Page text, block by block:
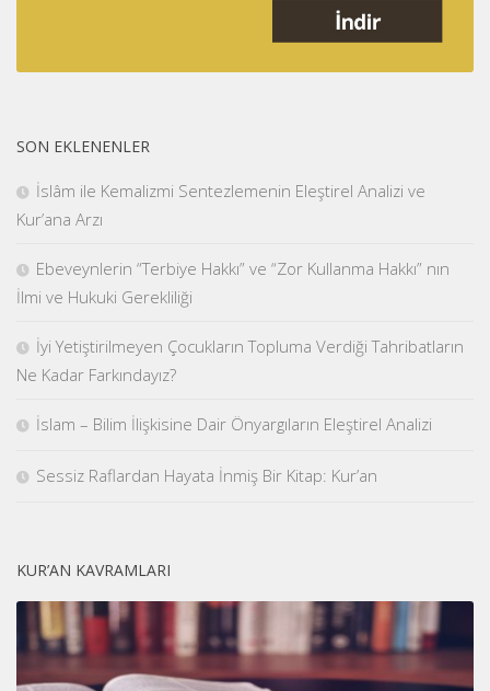
SON EKLENENLER
İslâm ile Kemalizmi Sentezlemenin Eleştirel Analizi ve
Kur’ana Arzı
Ebeveynlerin “Terbiye Hakkı” ve “Zor Kullanma Hakkı” nın
İlmi ve Hukuki Gerekliliği
İyi Yetiştirilmeyen Çocukların Topluma Verdiği Tahribatların
Ne Kadar Farkındayız?
İslam – Bilim İlişkisine Dair Önyargıların Eleştirel Analizi
Sessiz Raflardan Hayata İnmiş Bir Kitap: Kur’an
KUR’AN KAVRAMLARI